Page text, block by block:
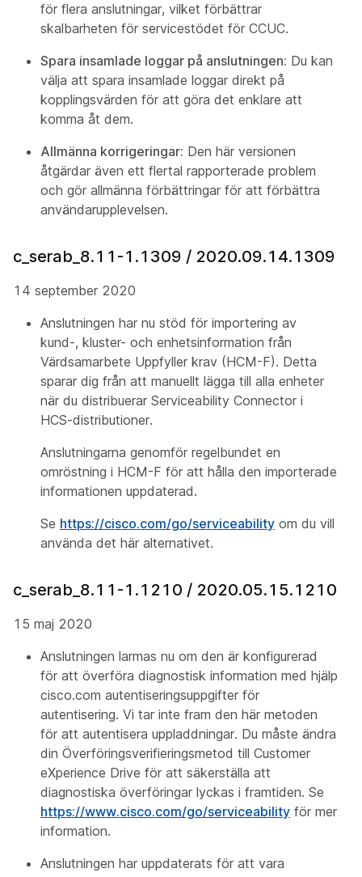
för flera anslutningar, vilket förbättrar
skalbarheten för servicestödet för CCUC.
Spara insamlade loggar på anslutningen: Du kan
välja att spara insamlade loggar direkt på
kopplingsvärden för att göra det enklare att
komma åt dem.
Allmänna korrigeringar: Den här versionen
åtgärdar även ett flertal rapporterade problem
och gör allmänna förbättringar för att förbättra
användarupplevelsen.
c_serab_8.11-1.1309 / 2020.09.14.1309
14 september 2020
Anslutningen har nu stöd för importering av
kund-, kluster- och enhetsinformation från
Värdsamarbete Uppfyller krav (HCM-F). Detta
sparar dig från att manuellt lägga till alla enheter
när du distribuerar Serviceability Connector i
HCS-distributioner.
Anslutningarna genomför regelbundet en
omröstning i HCM-F för att hålla den importerade
informationen uppdaterad.
Se https://cisco.com/go/serviceability om du vill
använda det här alternativet.
c_serab_8.11-1.1210 / 2020.05.15.1210
15 maj 2020
Anslutningen larmas nu om den är konfigurerad
för att överföra diagnostisk information med hjälp
cisco.com autentiseringsuppgifter för
autentisering. Vi tar inte fram den här metoden
för att autentisera uppladdningar. Du måste ändra
din Överföringsverifieringsmetod till Customer
eXperience Drive för att säkerställa att
diagnostiska överföringar lyckas i framtiden. Se
https://www.cisco.com/go/serviceability för mer
information.
Anslutningen har uppdaterats för att vara